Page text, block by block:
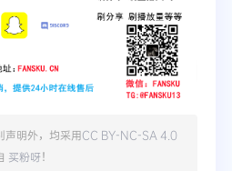
声明外，均采用CC BY-NC-SA 4.0
买粉呀！